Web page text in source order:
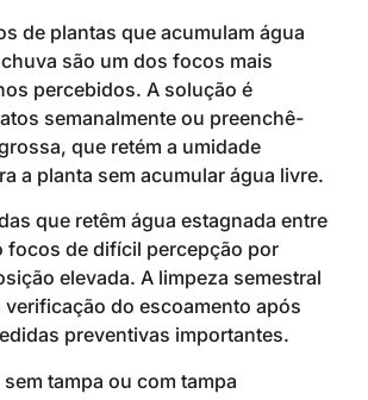
de plantas que acumulam água
são um dos focos mais
percebidos. A solução é
semanalmente ou preenchê-
que retém a umidade
a planta sem acumular água livre.
que retêm água estagnada entre
focos de difícil percepção por
elevada. A limpeza semestral
verificação do escoamento após
preventivas importantes.
sem tampa ou com tampa